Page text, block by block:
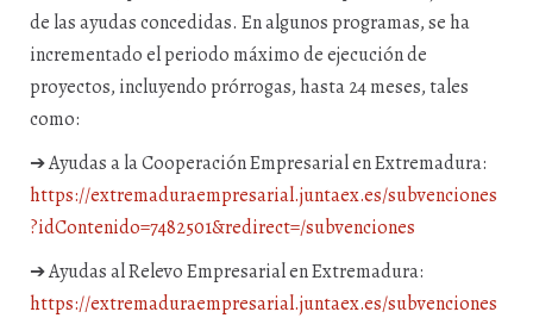
de las ayudas concedidas. En algunos programas, se ha
incrementado el periodo máximo de ejecución de
proyectos, incluyendo prórrogas, hasta 24 meses, tales
como:
➔ Ayudas a la Cooperación Empresarial en Extremadura:
https://extremaduraempresarial.juntaex.es/subvenciones
?idContenido=7482501&redirect=/subvenciones
➔ Ayudas al Relevo Empresarial en Extremadura:
https://extremaduraempresarial.juntaex.es/subvenciones